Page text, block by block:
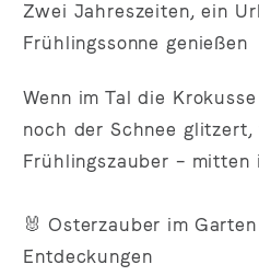
Zwei Jahreszeiten, ein
Frühlingssonne genießen
Wenn im Tal die
noch der Schnee
Frühlingszauber – mitten
🐰 Osterzauber im
Entdeckungen